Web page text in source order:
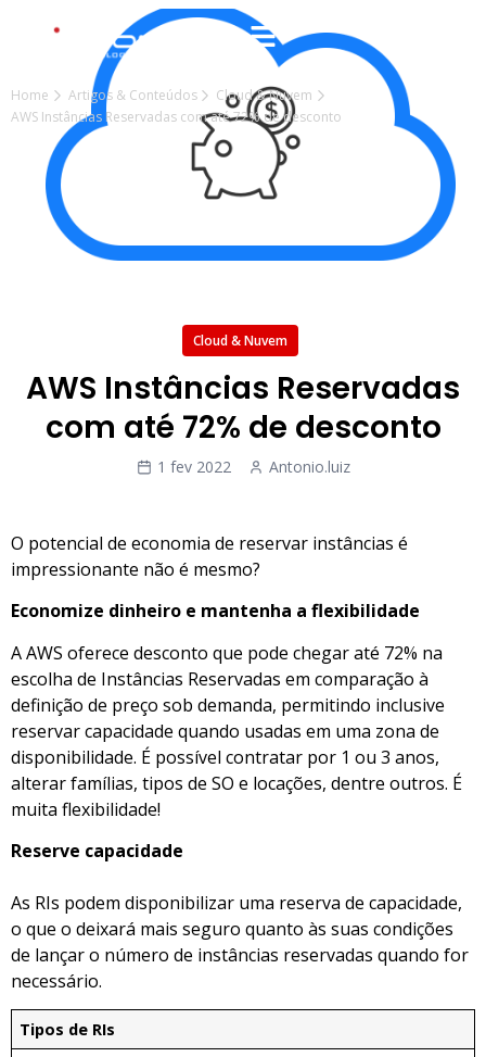
Home Artigos & Conteúdos
Cloud & Nuvem
AWS Instâncias Reservadas com até 72% de desconto
Cloud & Nuvem
AWS Instâncias Reservadas
com até 72% de desconto
1 fev 2022 Antonio.luiz
O potencial de economia de reservar instâncias é
impressionante não é mesmo?
Economize dinheiro e mantenha a flexibilidade
A AWS oferece desconto que pode chegar até 72% na
escolha de Instâncias Reservadas em comparação à
definição de preço sob demanda, permitindo inclusive
reservar capacidade quando usadas em uma zona de
disponibilidade. É possível contratar por 1 ou 3 anos,
alterar famílias, tipos de SO e locações, dentre outros. É
muita flexibilidade!
Reserve capacidade
As RIs podem disponibilizar uma reserva de capacidade,
o que o deixará mais seguro quanto às suas condições
de lançar o número de instâncias reservadas quando for
necessário.
Tipos de RIs